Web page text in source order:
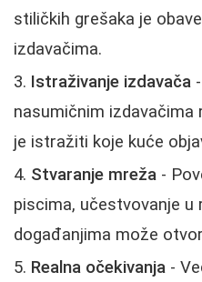
stiličkih grešaka je
izdavačima.
Istraživanje izdavača
nasumičnim
je istražiti koje kuće
Stvaranje mreža -
piscima, učestvovanje u
događanjima može
Realna očekivanja -